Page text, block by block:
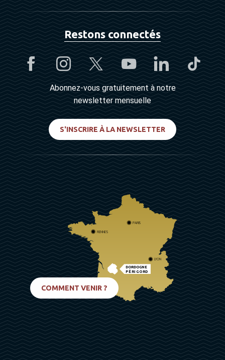
Restons connectés
Abonnez-vous gratuitement à notre
newsletter mensuelle
S'INSCRIRE À LA NEWSLETTER
DORDOGNE
PÉRIGORD
PARIS
RENNES
LYON
COMMENT VENIR ?